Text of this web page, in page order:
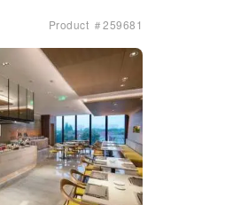
Product ＃259681